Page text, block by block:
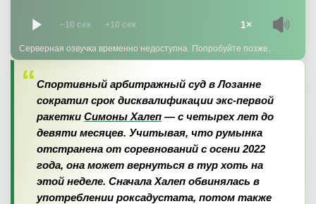
−10 сек +10 сек 1×
Серверная озвучка временно недоступна. Попробуйте позже.
Спортивный арбитражный суд в Лозанне
сократил срок дисквалификации экс-первой
ракетки Симоны Халеп — с четырех лет до
девяти месяцев. Учитывая, что румынка
отстранена от соревнований с осени 2022
года, она может вернуться в тур хоть на
этой неделе. Сначала Халеп обвинялась в
употреблении роксадустата, потом также